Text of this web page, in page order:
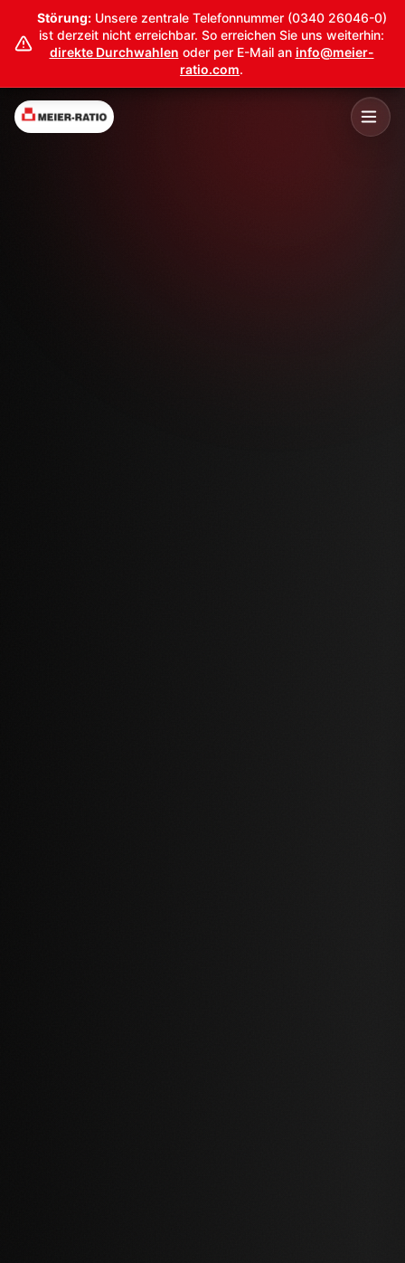
Störung: Unsere zentrale Telefonnummer (0340 26046-0)
ist derzeit nicht erreichbar. So erreichen Sie uns weiterhin:
direkte Durchwahlen oder per E-Mail an info@meier-
ratio.com.